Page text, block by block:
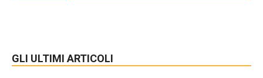
GLI ULTIMI ARTICOLI